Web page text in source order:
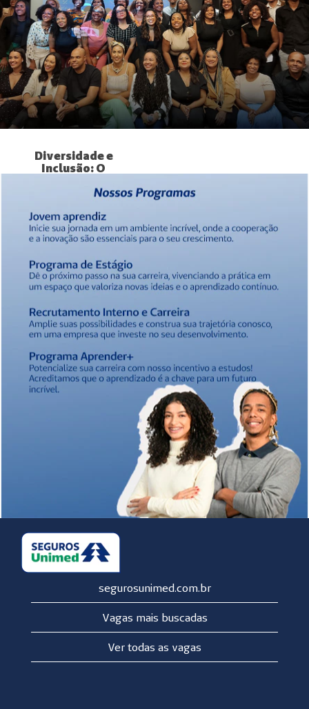
Diversidade e
Inclusão: O
da Seguros
A Seguros
um ambiente de
trabalho diverso
promovendo
soluções
inovadoras por
meio da
colaboração de
geracional, a
empresa busca
garantir
oportunidades
assinar o Pacto
ONU Mulheres e
implementar
anônimas, a
segurosunimed.com.br
Vagas mais buscadas
Ver todas as vagas